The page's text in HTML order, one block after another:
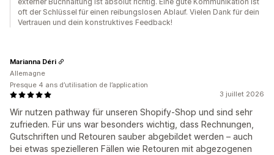
oft der Schlüssel für einen reibungslosen Ablauf. Vielen Dank für dein
Vertrauen und dein konstruktives Feedback!
3 juillet 2026
Wir nutzen pathway für unseren Shopify-Shop und sind sehr
zufrieden. Für uns war besonders wichtig, dass Rechnungen,
Gutschriften und Retouren sauber abgebildet werden – auch
bei etwas spezielleren Fällen wie Retouren mit abgezogenen
Marianna Déri
Allemagne
Presque 4 ans d’utilisation de l’application